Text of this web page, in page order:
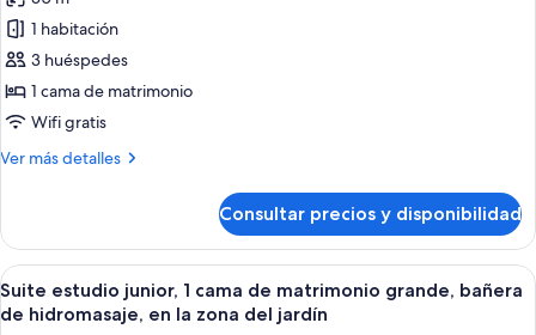
zona
del
jardín
a
la
montaña,
la
zona
jardín
de
Habitación
doble
superior,
1
de
vistas
al
jardín
1 habitación
3 huéspedes
1 cama de matrimonio
Wifi gratis
Ver más detalles
Más
doble
superior,
1
cama
Consultar precios y disponibilidad
Abrir
todas
Una habitación con una cama, dos
10
Suite estudio junior, 1 cama de matrimonio grande, bañera
de hidromasaje, en la zona del jardín